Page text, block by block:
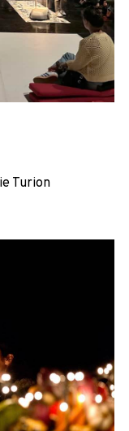
Turion